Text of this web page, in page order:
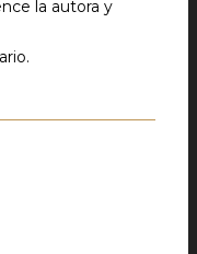
la autora y